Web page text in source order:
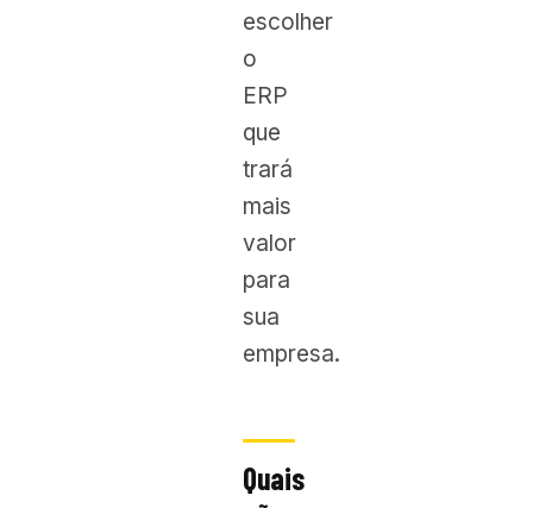
escolher
o
ERP
que
trará
mais
valor
para
sua
empresa.
Quais